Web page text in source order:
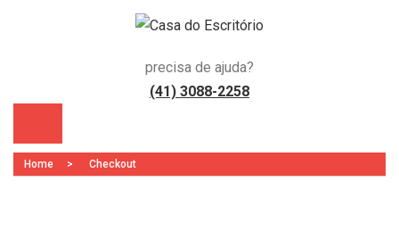
precisa de ajuda?
(41) 3088-2258
Home > Checkout